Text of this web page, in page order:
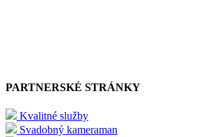
PARTNERSKÉ STRÁNKY
Kvalitné služby
Svadobný kameraman